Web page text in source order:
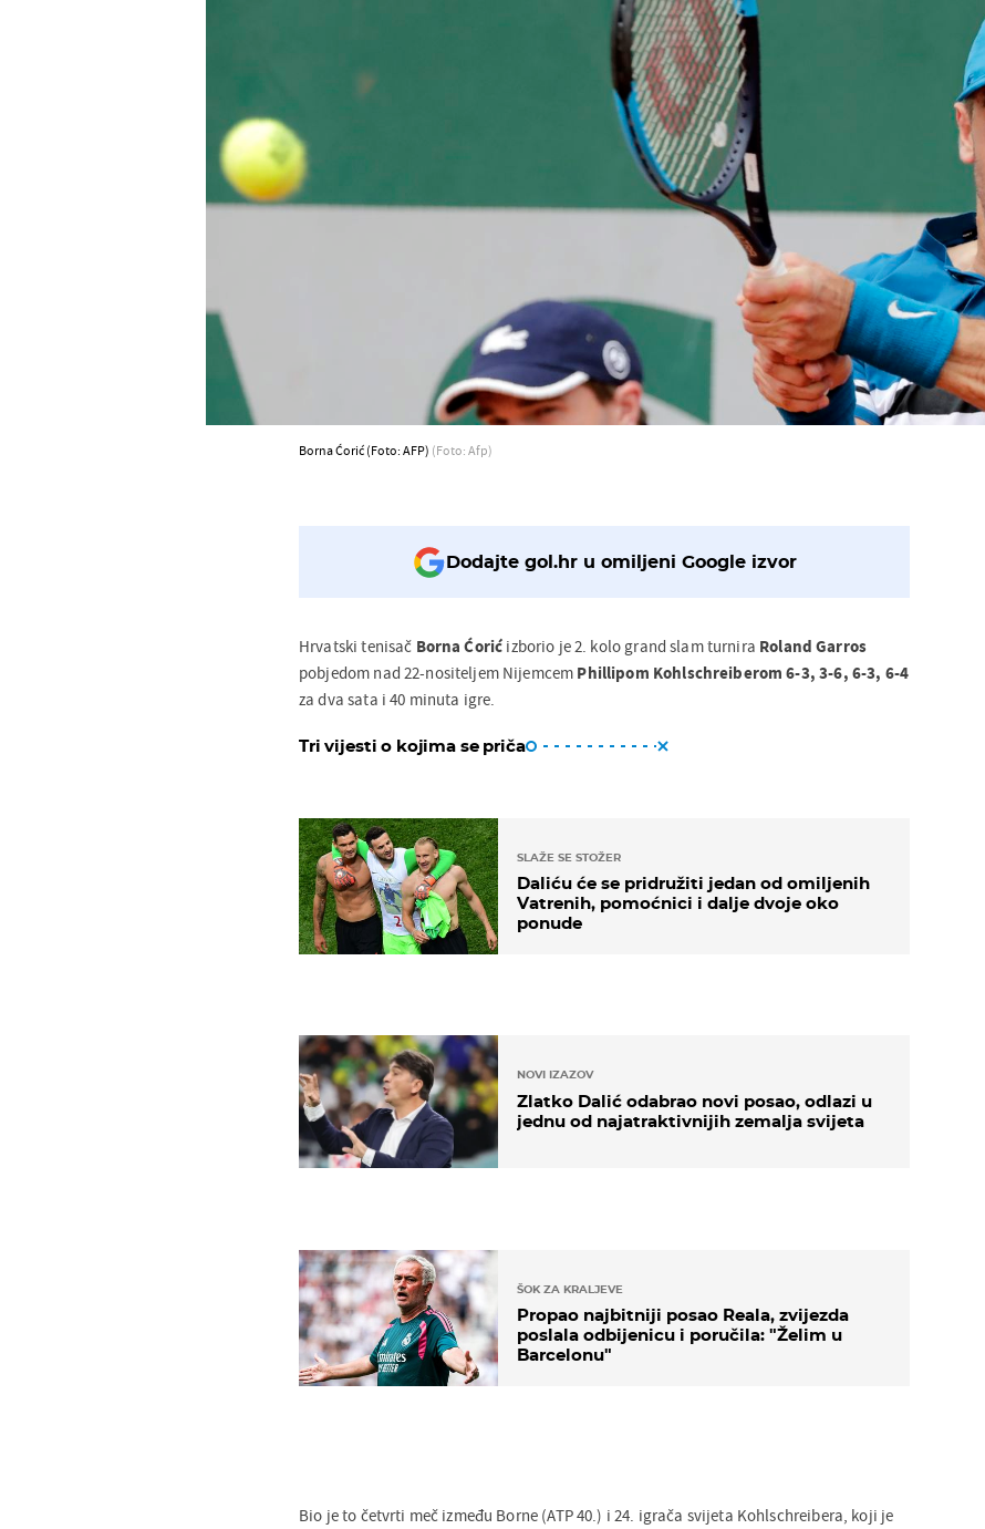
Borna Ćorić (Foto: AFP) (Foto: Afp)
Dodajte gol.hr u omiljeni Google izvor
Hrvatski tenisač Borna Ćorić izborio je 2. kolo grand slam turnira Roland Garros
pobjedom nad 22-nositeljem Nijemcem Phillipom Kohlschreiberom 6-3, 3-6, 6-3, 6-4
za dva sata i 40 minuta igre.
Tri vijesti o kojima se priča
SLAŽE SE STOŽER
Daliću će se pridružiti jedan od omiljenih
Vatrenih, pomoćnici i dalje dvoje oko
ponude
NOVI IZAZOV
Zlatko Dalić odabrao novi posao, odlazi u
jednu od najatraktivnijih zemalja svijeta
ŠOK ZA KRALJEVE
Propao najbitniji posao Reala, zvijezda
poslala odbijenicu i poručila: "Želim u
Barcelonu"
Bio je to četvrti meč između Borne (ATP 40.) i 24. igrača svijeta Kohlschreibera, koji je